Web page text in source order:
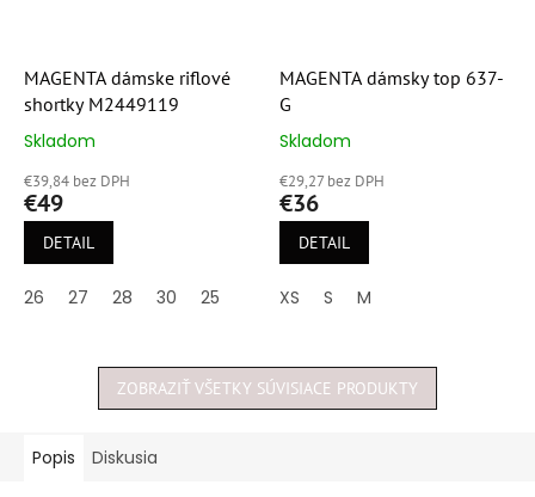
MAGENTA dámske riflové
shortky M2449119
Priemerné
produktu
je
5,0
hviezdičiek.
Skladom
€39,84 bez DPH
€49
DETAIL
26 27 28 30 25
MAGENTA dámsky top 637-
G
Priemerné
produktu
je
5,0
hviezdičiek.
Skladom
€29,27 bez DPH
€36
DETAIL
XS S M
ZOBRAZIŤ VŠETKY SÚVISIACE PRODUKTY
Popis Diskusia